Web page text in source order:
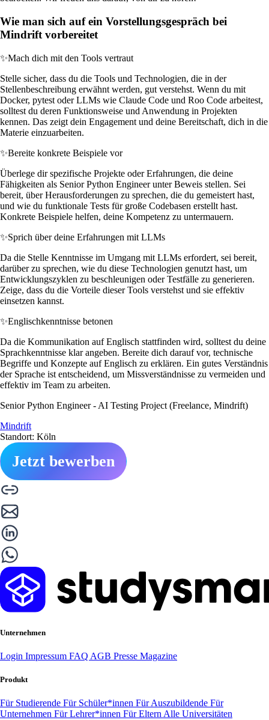
Wie man sich auf ein Vorstellungsgespräch bei
Mindrift vorbereitet
✨Mach dich mit den Tools vertraut
Stelle sicher, dass du die Tools und Technologien, die in der
Stellenbeschreibung erwähnt werden, gut verstehst. Wenn du mit
Docker, pytest oder LLMs wie Claude Code und Roo Code arbeitest,
solltest du deren Funktionsweise und Anwendung in Projekten
kennen. Das zeigt dein Engagement und deine Bereitschaft, dich in die
Materie einzuarbeiten.
✨Bereite konkrete Beispiele vor
Überlege dir spezifische Projekte oder Erfahrungen, die deine
Fähigkeiten als Senior Python Engineer unter Beweis stellen. Sei
bereit, über Herausforderungen zu sprechen, die du gemeistert hast,
und wie du funktionale Tests für große Codebasen erstellt hast.
Konkrete Beispiele helfen, deine Kompetenz zu untermauern.
✨Sprich über deine Erfahrungen mit LLMs
Da die Stelle Kenntnisse im Umgang mit LLMs erfordert, sei bereit,
darüber zu sprechen, wie du diese Technologien genutzt hast, um
Entwicklungszyklen zu beschleunigen oder Testfälle zu generieren.
Zeige, dass du die Vorteile dieser Tools verstehst und sie effektiv
einsetzen kannst.
✨Englischkenntnisse betonen
Da die Kommunikation auf Englisch stattfinden wird, solltest du deine
Sprachkenntnisse klar angeben. Bereite dich darauf vor, technische
Begriffe und Konzepte auf Englisch zu erklären. Ein gutes Verständnis
der Sprache ist entscheidend, um Missverständnisse zu vermeiden und
effektiv im Team zu arbeiten.
Senior Python Engineer - AI Testing Project (Freelance, Mindrift)
Mindrift
Standort: Köln
Jetzt bewerben
Unternehmen
Login Impressum FAQ AGB Presse Magazine
Produkt
Für Studierende Für Schüler*innen Für Auszubildende Für
Unternehmen Für Lehrer*innen Für Eltern Alle Universitäten